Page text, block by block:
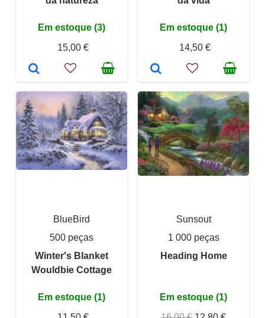
Em estoque (3)
15,00 €
Em estoque (1)
14,50 €
BlueBird
500 peças
Winter's Blanket
Wouldbie Cottage
Em estoque (1)
Sunsout
1 000 peças
Heading Home
Em estoque (1)